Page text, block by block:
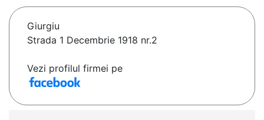
Giurgiu
Strada 1 Decembrie 1918 nr.2
Vezi profilul firmei pe